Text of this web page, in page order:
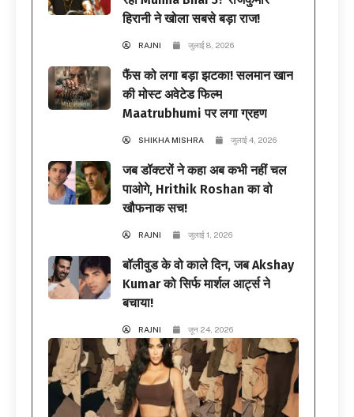
हिरानी ने खोला सबसे बड़ा राज!
RAJNI जुलाई 8, 2026
फैंस को लगा बड़ा झटका! सलमान खान
की मोस्ट अवेटेड फिल्म
Maatrubhumi पर लगा ग्रहण
SHIKHA MISHRA जुलाई 4, 2026
जब डॉक्टरों ने कहा अब कभी नहीं चल
पाओगे, Hrithik Roshan का वो
खौफनाक सच!
RAJNI जुलाई 1, 2026
बॉलीवुड के वो काले दिन, जब Akshay
Kumar को सिर्फ मार्शल आर्ट्स ने
बचाया!
RAJNI जून 24, 2026